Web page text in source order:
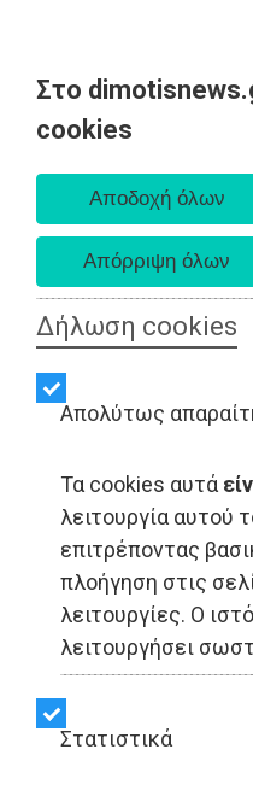
Στο
cookies
Δήλωση cookies
Απολύτως
Τα cookies αυτά
λειτουργία αυτού
επιτρέποντας
πλοήγηση στις
λειτουργίες. Ο
λειτουργήσει
Στατιστικά